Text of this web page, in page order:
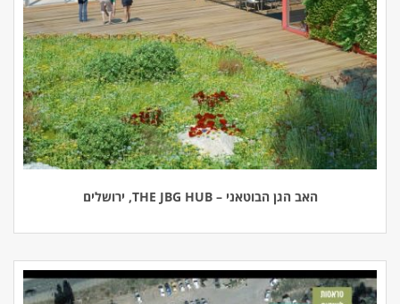
האב הגן הבוטאני – THE JBG HUB, ירושלים